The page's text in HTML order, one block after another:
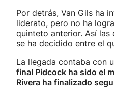
Por detrás, Van Gils ha
liderato, pero no ha
quinteto anterior. Así las
se ha decidido entre el
La llegada contaba con
final Pidcock ha sido el
Rivera ha finalizado